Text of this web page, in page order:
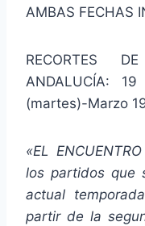
AMBAS FECHAS
RECORTES
ANDALUCÍA:
(martes)-Marzo
«EL
los partidos que
actual
partir de la